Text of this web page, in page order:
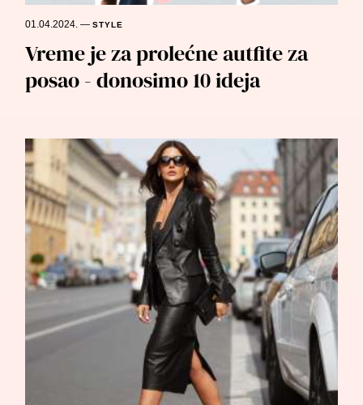
01.04.2024.—STYLE
Vreme je za prolećne autfite za
posao - donosimo 10 ideja